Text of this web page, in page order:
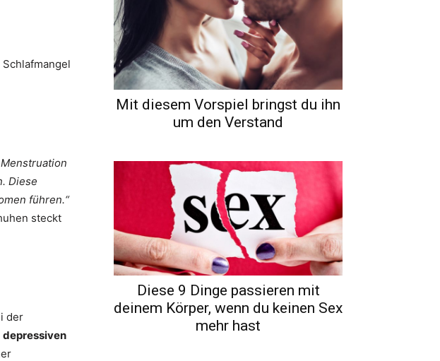
Diese
führen.“
steckt
der
depressiven
Mit diesem Vorspiel bringst du ihn
um den Verstand
Diese 9 Dinge passieren mit
deinem Körper, wenn du keinen Sex
mehr hast